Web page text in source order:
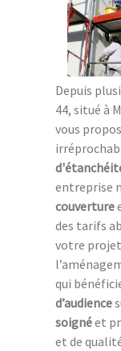
Depuis
44, situé à
vous
entreprise
couverture
des tarifs
votre
qui
d’audience
soignéet
et de